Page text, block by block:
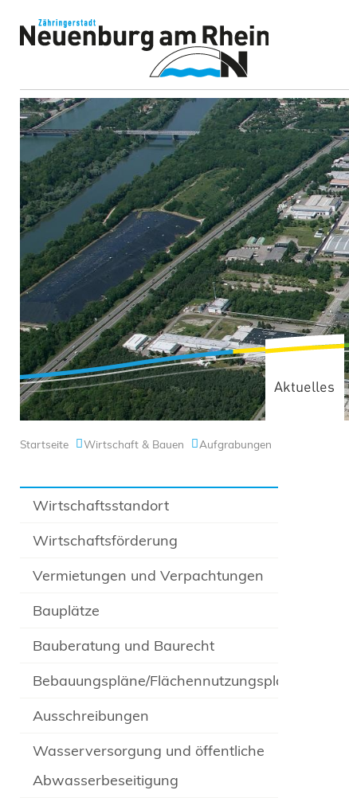
Aktuelles
Startseite Wirtschaft & Bauen Aufgrabungen
Wirtschaftsstandort
Wirtschaftsförderung
Vermietungen und Verpachtungen
Bauplätze
Bauberatung und Baurecht
Bebauungspläne/Flächennutzungsplan
Ausschreibungen
Wasserversorgung und öffentliche
Abwasserbeseitigung